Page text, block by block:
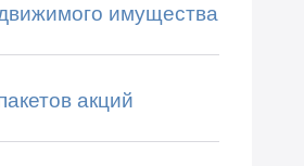
имущества
акций